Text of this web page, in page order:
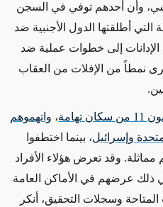
وأن أحدهم توفي في السجن
التي أطلقتها الدول الأجنبية ضد
الإدانات إلى خطوات عملية ضد
نمطاً من الإفلات من العقاب
.
تهامة ، واتهموهم
وإسرائيل، بينما اختطفوا
بتهم مماثلة. وقد تعرض هؤلاء الأفراد
ذلك عرضهم في الأماكن العامة
وسجلات التحقيق، أنكر